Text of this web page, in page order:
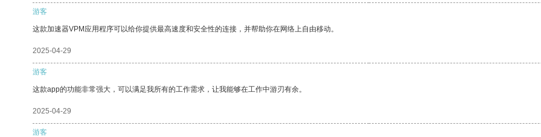
游客
这款加速器VPM应用程序可以给你提供最高速度和安全性的连接，并帮助你在网络上自由移动。
2025-04-29
游客
这款app的功能非常强大，可以满足我所有的工作需求，让我能够在工作中游刃有余。
2025-04-29
游客